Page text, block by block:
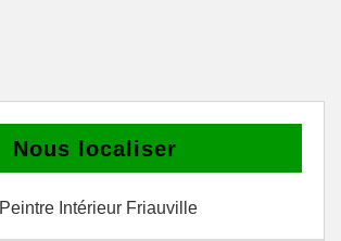
Nous localiser
Peintre Intérieur Friauville